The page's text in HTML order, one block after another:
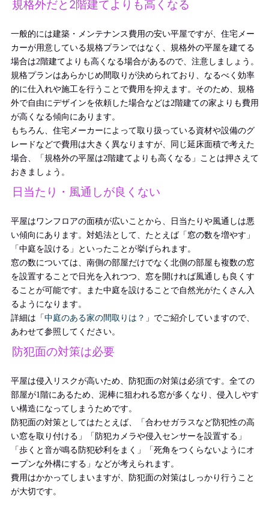
規格外だと2階建てよりも高くなる
一般的には建築・メンテナンス費用の安い平屋ですが、住宅メー
カーが用意している規格プランではなく、規格外の平屋を建てる
場合は2階建てよりも高くなる場合があるので、注意しましょう。
規格プランはあらかじめ間取りが決められており、なるべく効率
的に仕入れや施工を行うことで費用を抑えます。 そのため、規格
外で自由にデザインを依頼した場合などは2階建ての家よりも費用
が高くなる傾向にあります。
もちろん、住宅メーカーによって取り扱っている資材や設備のグ
レードなどで費用は大きく異なりますが、 同じ延床面積で考えた
場合、
「規格外の平屋は2階建てよりも高くなる」ことは押さえて
おきましょう。
日当たり・風通しが良くない
平屋はワンフロアの面積が広いことから、日当たりや風通しは悪
い傾向にあります。対処法として、たとえば「窓の数を増やす」
「中庭を設ける」といったことが挙げられます。
窓の数については、南側の部屋だけでなく北側の部屋も複数の窓
を設置することで日光を入れつつ、窓を開ければ風通しも良くす
ることが可能です。また中庭を設けることで自然光がたくさん入
る ようになります。
詳細は「中庭のある家の間取りは？ 」でご紹介していますので、
あわせて参照してください。
防犯面の対策は必要
平屋は侵入リスクが高いため、防犯面の対策は必須です。 全ての
部屋が1階にあるため、泥棒に狙われる窓が多くなり、 侵入しやす
い構造になってしまうためです。
防犯面の対策としてはたとえば、「合わせガラスなど防犯性の高
い窓を取り付ける」「防犯カメラや侵入センサーを設置する」
「歩くと音が鳴る防犯砂利をまく」「死角をつくらないようにオ
ープンな外構にする」などが考えられます。
費用はかかってしまいますが、防犯面の対策はしっかり行う こと
が大切です。